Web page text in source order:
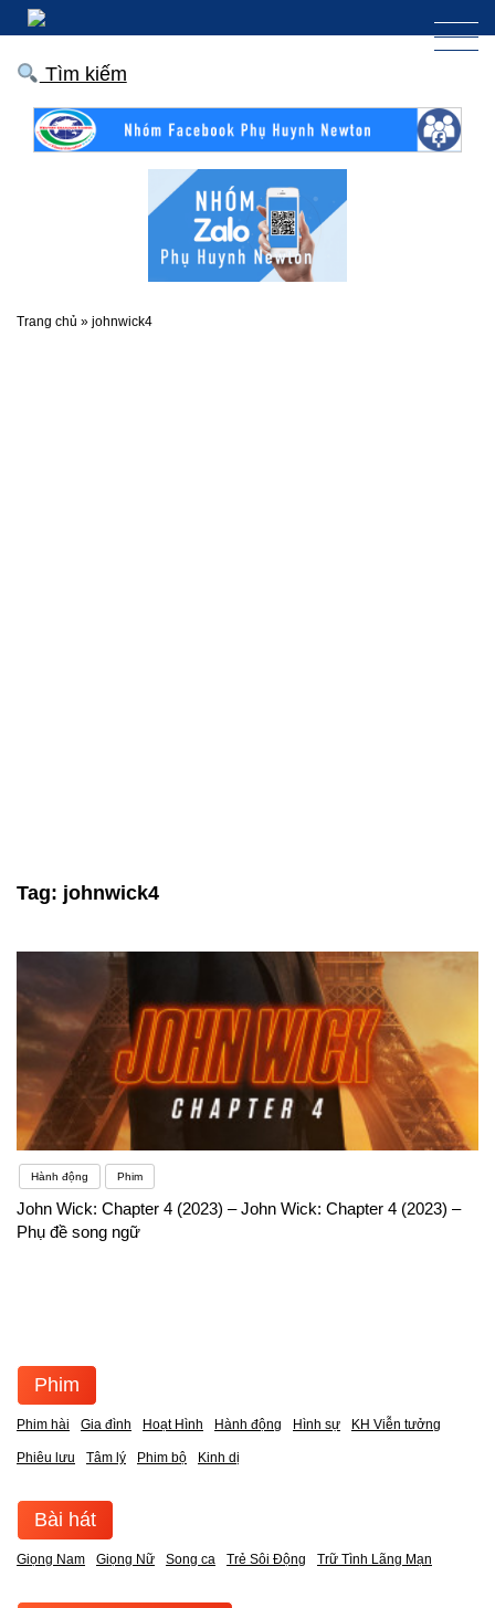
Tìm kiếm
Trang chủ » johnwick4
Tag: johnwick4
Hành động Phim
John Wick: Chapter 4 (2023) – John Wick: Chapter 4 (2023) –
Phụ đề song ngữ
Phim
Phim hài Gia đình Hoạt Hình Hành động Hình sự KH Viễn tưởng
Phiêu lưu Tâm lý Phim bộ Kinh dị
Bài hát
Giọng Nam Giọng Nữ Song ca Trẻ Sôi Động Trữ Tình Lãng Mạn